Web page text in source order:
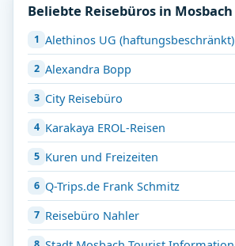
Beliebte Reisebüros in Mosbach
Alethinos UG (haftungsbeschränkt)
Alexandra Bopp
City Reisebüro
Karakaya EROL-Reisen
Kuren und Freizeiten
Q-Trips.de Frank Schmitz
Reisebüro Nahler